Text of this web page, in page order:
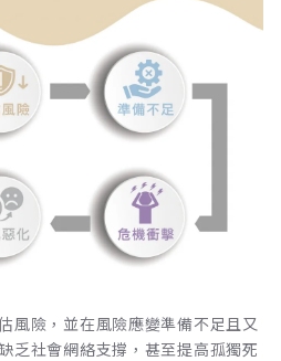
風險，並在風險應變準備不足且又
乏社會網絡支撐，甚至提高孤獨死